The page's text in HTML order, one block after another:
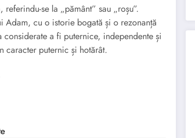
se la „pământ” sau „roșu”.
Adam, cu o istorie bogată și o rezonanță
considerate a fi puternice, independente și
caracter puternic și hotărât.